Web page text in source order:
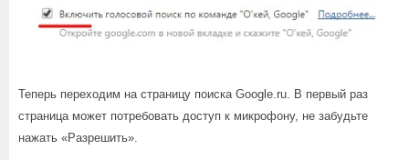
Теперь переходим на страницу поиска Google.ru. В первый раз
страница может потребовать доступ к микрофону, не забудьте
нажать «Разрешить».